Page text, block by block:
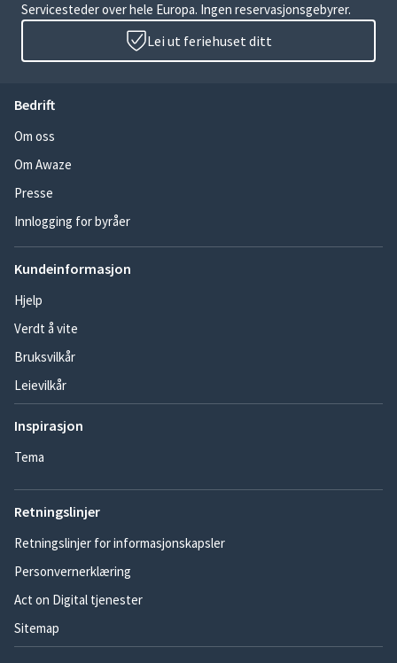
Servicesteder over hele Europa. Ingen reservasjonsgebyrer.
Lei ut feriehuset ditt
Bedrift
Om oss
Om Awaze
Presse
Innlogging for byråer
Kundeinformasjon
Hjelp
Verdt å vite
Bruksvilkår
Leievilkår
Inspirasjon
Tema
Retningslinjer
Retningslinjer for informasjonskapsler
Personvernerklæring
Act on Digital tjenester
Sitemap